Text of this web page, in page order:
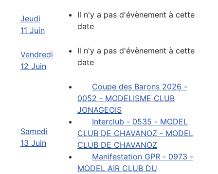
Jeudi
11 Juin
Il n'y a pas d'évènement à cette
date
Vendredi
12 Juin
Il n'y a pas d'évènement à cette
date
Samedi
13 Juin
Coupe des Barons 2026 -
0052 - MODELISME CLUB
JONAGEOIS
Interclub - 0535 - MODEL
CLUB DE CHAVANOZ - MODEL
CLUB DE CHAVANOZ
Manifestation GPR - 0973 -
MODEL AIR CLUB DU